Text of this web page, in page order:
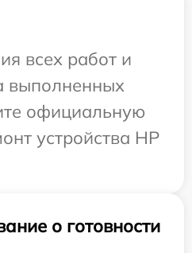
всех работ и
выполненных
официальную
устройства HP
о готовности